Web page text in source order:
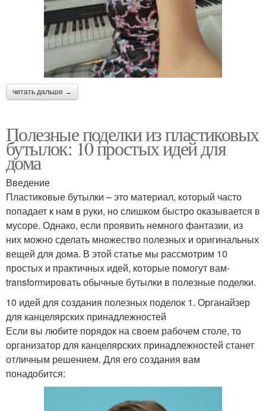
читать дальше →
Полезные поделки из пластиковых
бутылок: 10 простых идей для
дома
Введение
Пластиковые бутылки – это материал, который часто
попадает к нам в руки, но слишком быстро оказывается в
мусоре. Однако, если проявить немного фантазии, из
них можно сделать множество полезных и оригинальных
вещей для дома. В этой статье мы рассмотрим 10
простых и практичных идей, которые помогут вам-
transformировать обычные бутылки в полезные поделки.
10 идей для создания полезных поделок 1. Органайзер
для канцелярских принадлежностей
Если вы любите порядок на своем рабочем столе, то
организатор для канцелярских принадлежностей станет
отличным решением. Для его создания вам
понадобится: